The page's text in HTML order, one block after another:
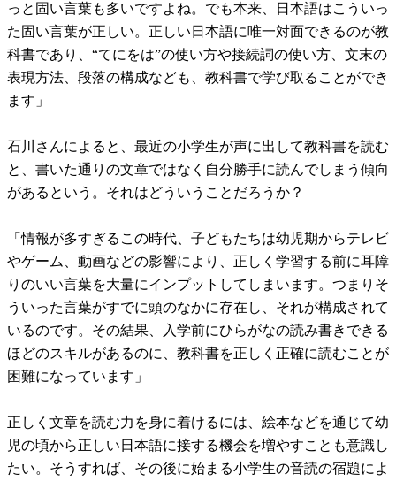
っと固い言葉も多いですよね。でも本来、日本語はこういっ
た固い言葉が正しい。正しい日本語に唯一対面できるのが教
科書であり、“てにをは”の使い方や接続詞の使い方、文末の
表現方法、段落の構成なども、教科書で学び取ることができ
ます」
石川さんによると、最近の小学生が声に出して教科書を読む
と、書いた通りの文章ではなく自分勝手に読んでしまう傾向
があるという。それはどういうことだろうか？
「情報が多すぎるこの時代、子どもたちは幼児期からテレビ
やゲーム、動画などの影響により、正しく学習する前に耳障
りのいい言葉を大量にインプットしてしまいます。つまりそ
ういった言葉がすでに頭のなかに存在し、それが構成されて
いるのです。その結果、入学前にひらがなの読み書きできる
ほどのスキルがあるのに、教科書を正しく正確に読むことが
困難になっています」
正しく文章を読む力を身に着けるには、絵本などを通じて幼
児の頃から正しい日本語に接する機会を増やすことも意識し
たい。そうすれば、その後に始まる小学生の音読の宿題によ